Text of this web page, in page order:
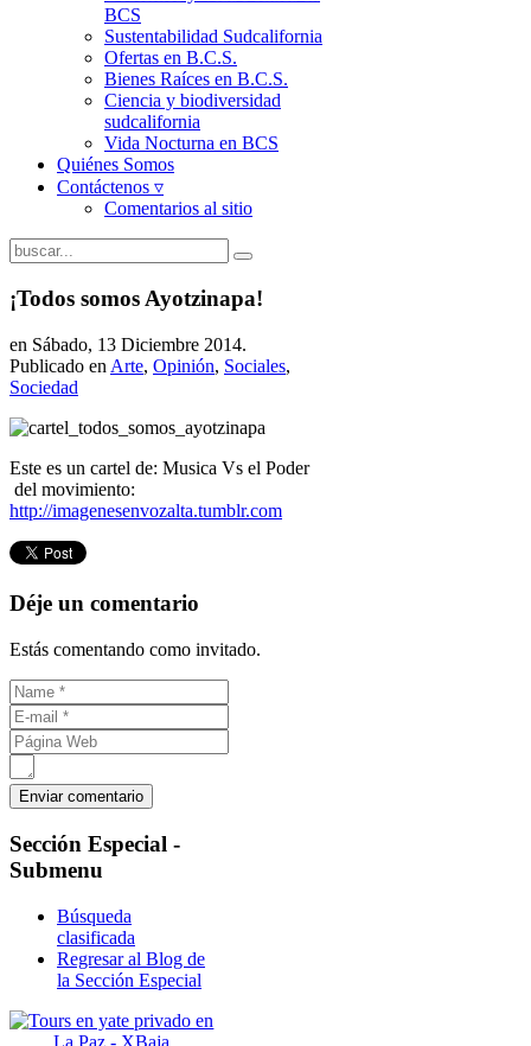
BCS
Sustentabilidad Sudcalifornia
Ofertas en B.C.S.
Bienes Raíces en B.C.S.
Ciencia y biodiversidad
sudcalifornia
Vida Nocturna en BCS
Quiénes Somos
Contáctenos ▿
Comentarios al sitio
¡Todos somos Ayotzinapa!
en Sábado, 13 Diciembre 2014.
Publicado en Arte, Opinión, Sociales,
Sociedad
Este es un cartel de: Musica Vs el Poder
del movimiento:
http://imagenesenvozalta.tumblr.com
Déje un comentario
Estás comentando como invitado.
Sección Especial -
Submenu
Búsqueda
clasificada
Regresar al Blog de
la Sección Especial